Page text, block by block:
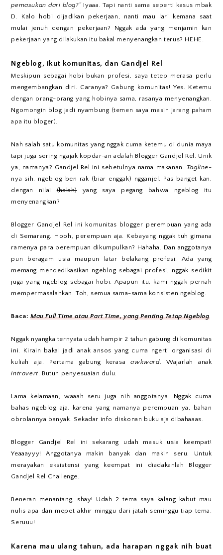
pemasukan dari blog?” Iyaaa. Tapi nanti sama seperti kasus mbak
D. Kalo hobi dijadikan pekerjaan, nanti mau lari kemana saat
mulai jenuh dengan pekerjaan? Nggak ada yang menjamin kan
pekerjaan yang dilakukan itu bakal menyenangkan terus? HEHE.
Ngeblog, ikut komunitas, dan Gandjel Rel
Meskipun sebagai hobi bukan profesi, saya tetep merasa perlu
mengembangkan diri. Caranya? Gabung komunitas! Yes. Ketemu
dengan orang-orang yang hobinya sama, rasanya menyenangkan.
Ngomongin blog jadi nyambung (temen saya masih jarang paham
apa itu bloger).
Nah salah satu komunitas yang nggak cuma ketemu di dunia maya
tapi juga sering ngajak kopdar-an adalah Blogger Gandjel Rel. Unik
ya, namanya? Gandjel Rel ini sebetulnya nama makanan. Tagline-
nya sih, ngeblog ben rak (biar enggak) ngganjel. Pas banget kan,
dengan nilai(halah)yang saya pegang bahwa ngeblog itu
menyenangkan?
Blogger Gandjel Rel ini komunitas blogger perempuan yang ada
di Semarang. Hooh, perempuan aja. Kebayang nggak tuh gimana
ramenya para perempuan dikumpulkan? Hahaha. Dan anggotanya
pun beragam usia maupun latar belakang profesi. Ada yang
memang mendedikasikan ngeblog sebagai profesi, nggak sedikit
juga yang ngeblog sebagai hobi. Apapun itu, kami nggak pernah
mempermasalahkan. Toh, semua sama-sama konsisten ngeblog.
Baca:Mau Full Time atau Part Time, yang Penting Tetap Ngeblog
Nggak nyangka ternyata udah hampir 2 tahun gabung di komunitas
ini. Kirain bakal jadi anak ansos yang cuma ngerti organisasi di
kuliah aja. Pertama gabung kerasaawkward. Wajarlah anak
introvert. Butuh penyesuaian dulu.
Lama kelamaan, waaah seru juga nih anggotanya. Nggak cuma
bahas ngeblog aja. karena yang namanya perempuan ya, bahan
obrolannya banyak. Sekadar info diskonan buku aja dibahaaas.
Blogger Gandjel Rel ini sekarang udah masuk usia keempat!
Yeaaayyy! Anggotanya makin banyak dan makin seru. Untuk
merayakan eksistensi yang keempat ini diadakanlah Blogger
Gandjel Rel Challenge.
Beneran menantang, shay! Udah 2 tema saya kalang kabut mau
nulis apa dan mepet akhir minggu dari jatah seminggu tiap tema.
Seruuu!
Karena mau ulang tahun, ada harapan nggak nih buat